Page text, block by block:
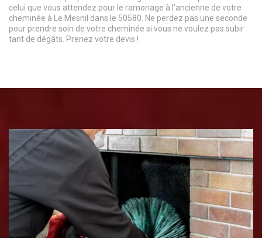
celui que vous attendez pour le ramonage à l’ancienne de votre
cheminée à Le Mesnil dans le 50580. Ne perdez pas une seconde
pour prendre soin de votre cheminée si vous ne voulez pas subir
tant de dégâts. Prenez votre devis !